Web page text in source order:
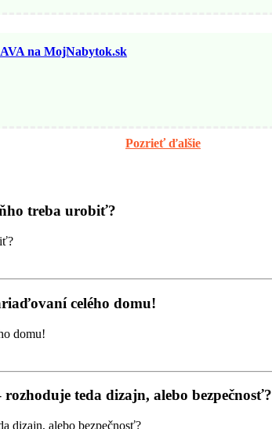
na MojNabytok.sk
Pozrieť ďalšie
treba urobiť?
celého domu!
teda dizajn, alebo bezpečnosť?